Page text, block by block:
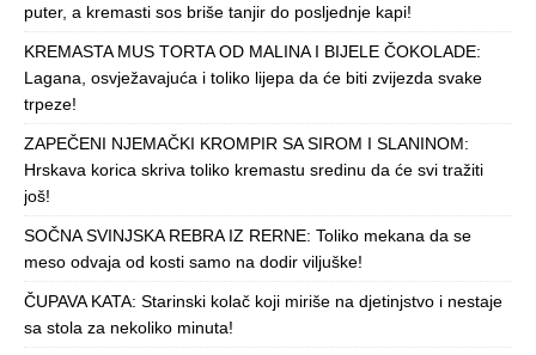
puter, a kremasti sos briše tanjir do posljednje kapi!
KREMASTA MUS TORTA OD MALINA I BIJELE ČOKOLADE:
Lagana, osvježavajuća i toliko lijepa da će biti zvijezda svake
trpeze!
ZAPEČENI NJEMAČKI KROMPIR SA SIROM I SLANINOM:
Hrskava korica skriva toliko kremastu sredinu da će svi tražiti
još!
SOČNA SVINJSKA REBRA IZ RERNE: Toliko mekana da se
meso odvaja od kosti samo na dodir viljuške!
ČUPAVA KATA: Starinski kolač koji miriše na djetinjstvo i nestaje
sa stola za nekoliko minuta!